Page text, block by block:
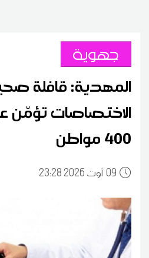
جهوية
المهدية: قافلة
الاختصاصات تؤمّن
400 مواطن
0923:28 2026 أوت